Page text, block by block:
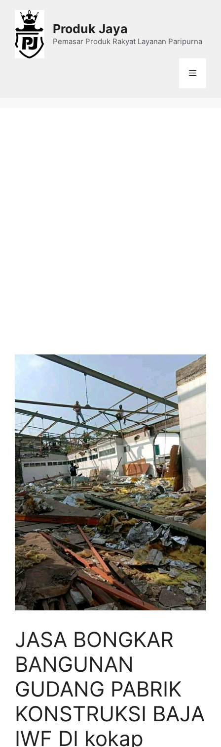
content
Produk Jaya
Pemasar Produk Rakyat Layanan Paripurna
Menu
JASA BONGKAR
BANGUNAN
GUDANG PABRIK
KONSTRUKSI BAJA
IWF DI kokap